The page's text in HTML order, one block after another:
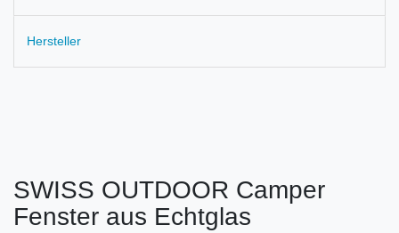
Hersteller
SWISS OUTDOOR Camper
Fenster aus Echtglas